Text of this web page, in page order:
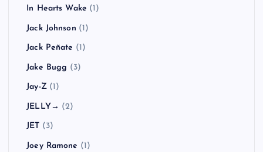
In Hearts Wake (1)
Jack Johnson (1)
Jack Peñate (1)
Jake Bugg (3)
Jay-Z(1)
JELLY→ (2)
JET (3)
Joey Ramone (1)